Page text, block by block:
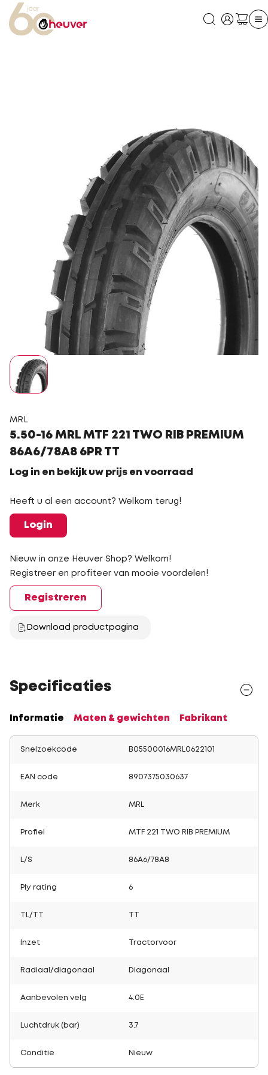
MRL
5.50-16 MRL MTF 221 TWO RIB PREMIUM
86A6/78A8 6PR TT
Log in en bekijk uw prijs en voorraad
Heeft u al een account? Welkom terug!
Login
Nieuw in onze Heuver Shop? Welkom!
Registreer en profiteer van mooie voordelen!
Registreren
Download productpagina
Specificaties
Informatie Maten & gewichten Fabrikant
Snelzoekcode B05500016MRL0622101
EAN code 8907375030637
Merk MRL
Profiel MTF 221 TWO RIB PREMIUM
L/S 86A6/78A8
Ply rating 6
TL/TT
Inzet Tractorvoor
Radiaal/diagonaal Diagonaal
Aanbevolen velg 4.0E
Luchtdruk (bar) 3.7
Conditie Nieuw